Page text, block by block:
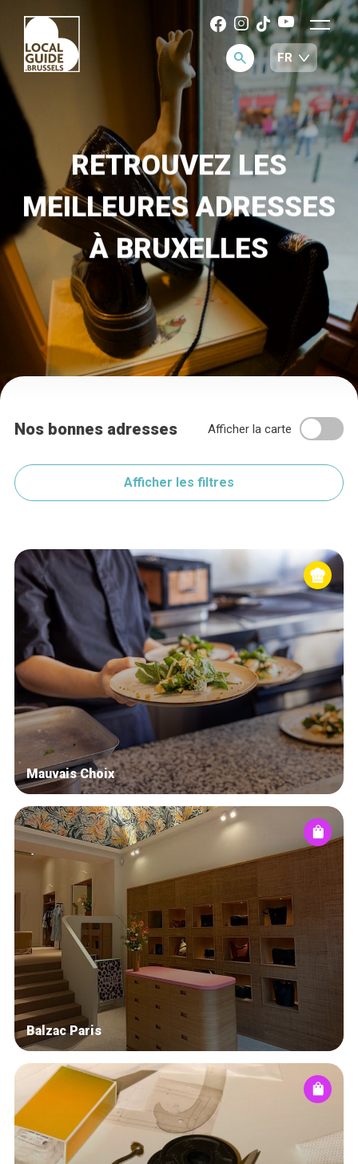
RETROUVEZ LES
MEILLEURES ADRESSES
À BRUXELLES
Nos bonnes adresses Afficher la carte
Afficher les filtres
Mauvais Choix
Balzac Paris